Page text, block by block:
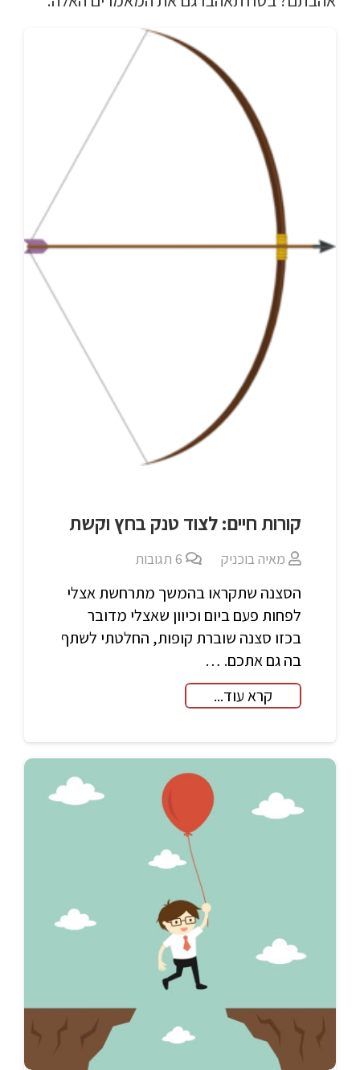
קורות חיים: לצוד טנק בחץ וקשת
מאיה בוכניק 6 תגובות
הסצנה שתקראו בהמשך מתרחשת אצלי
לפחות פעם ביום וכיוון שאצלי מדובר
בכזו סצנה שוברת קופות, החלטתי לשתף
בה גם אתכם. …
קרא עוד...